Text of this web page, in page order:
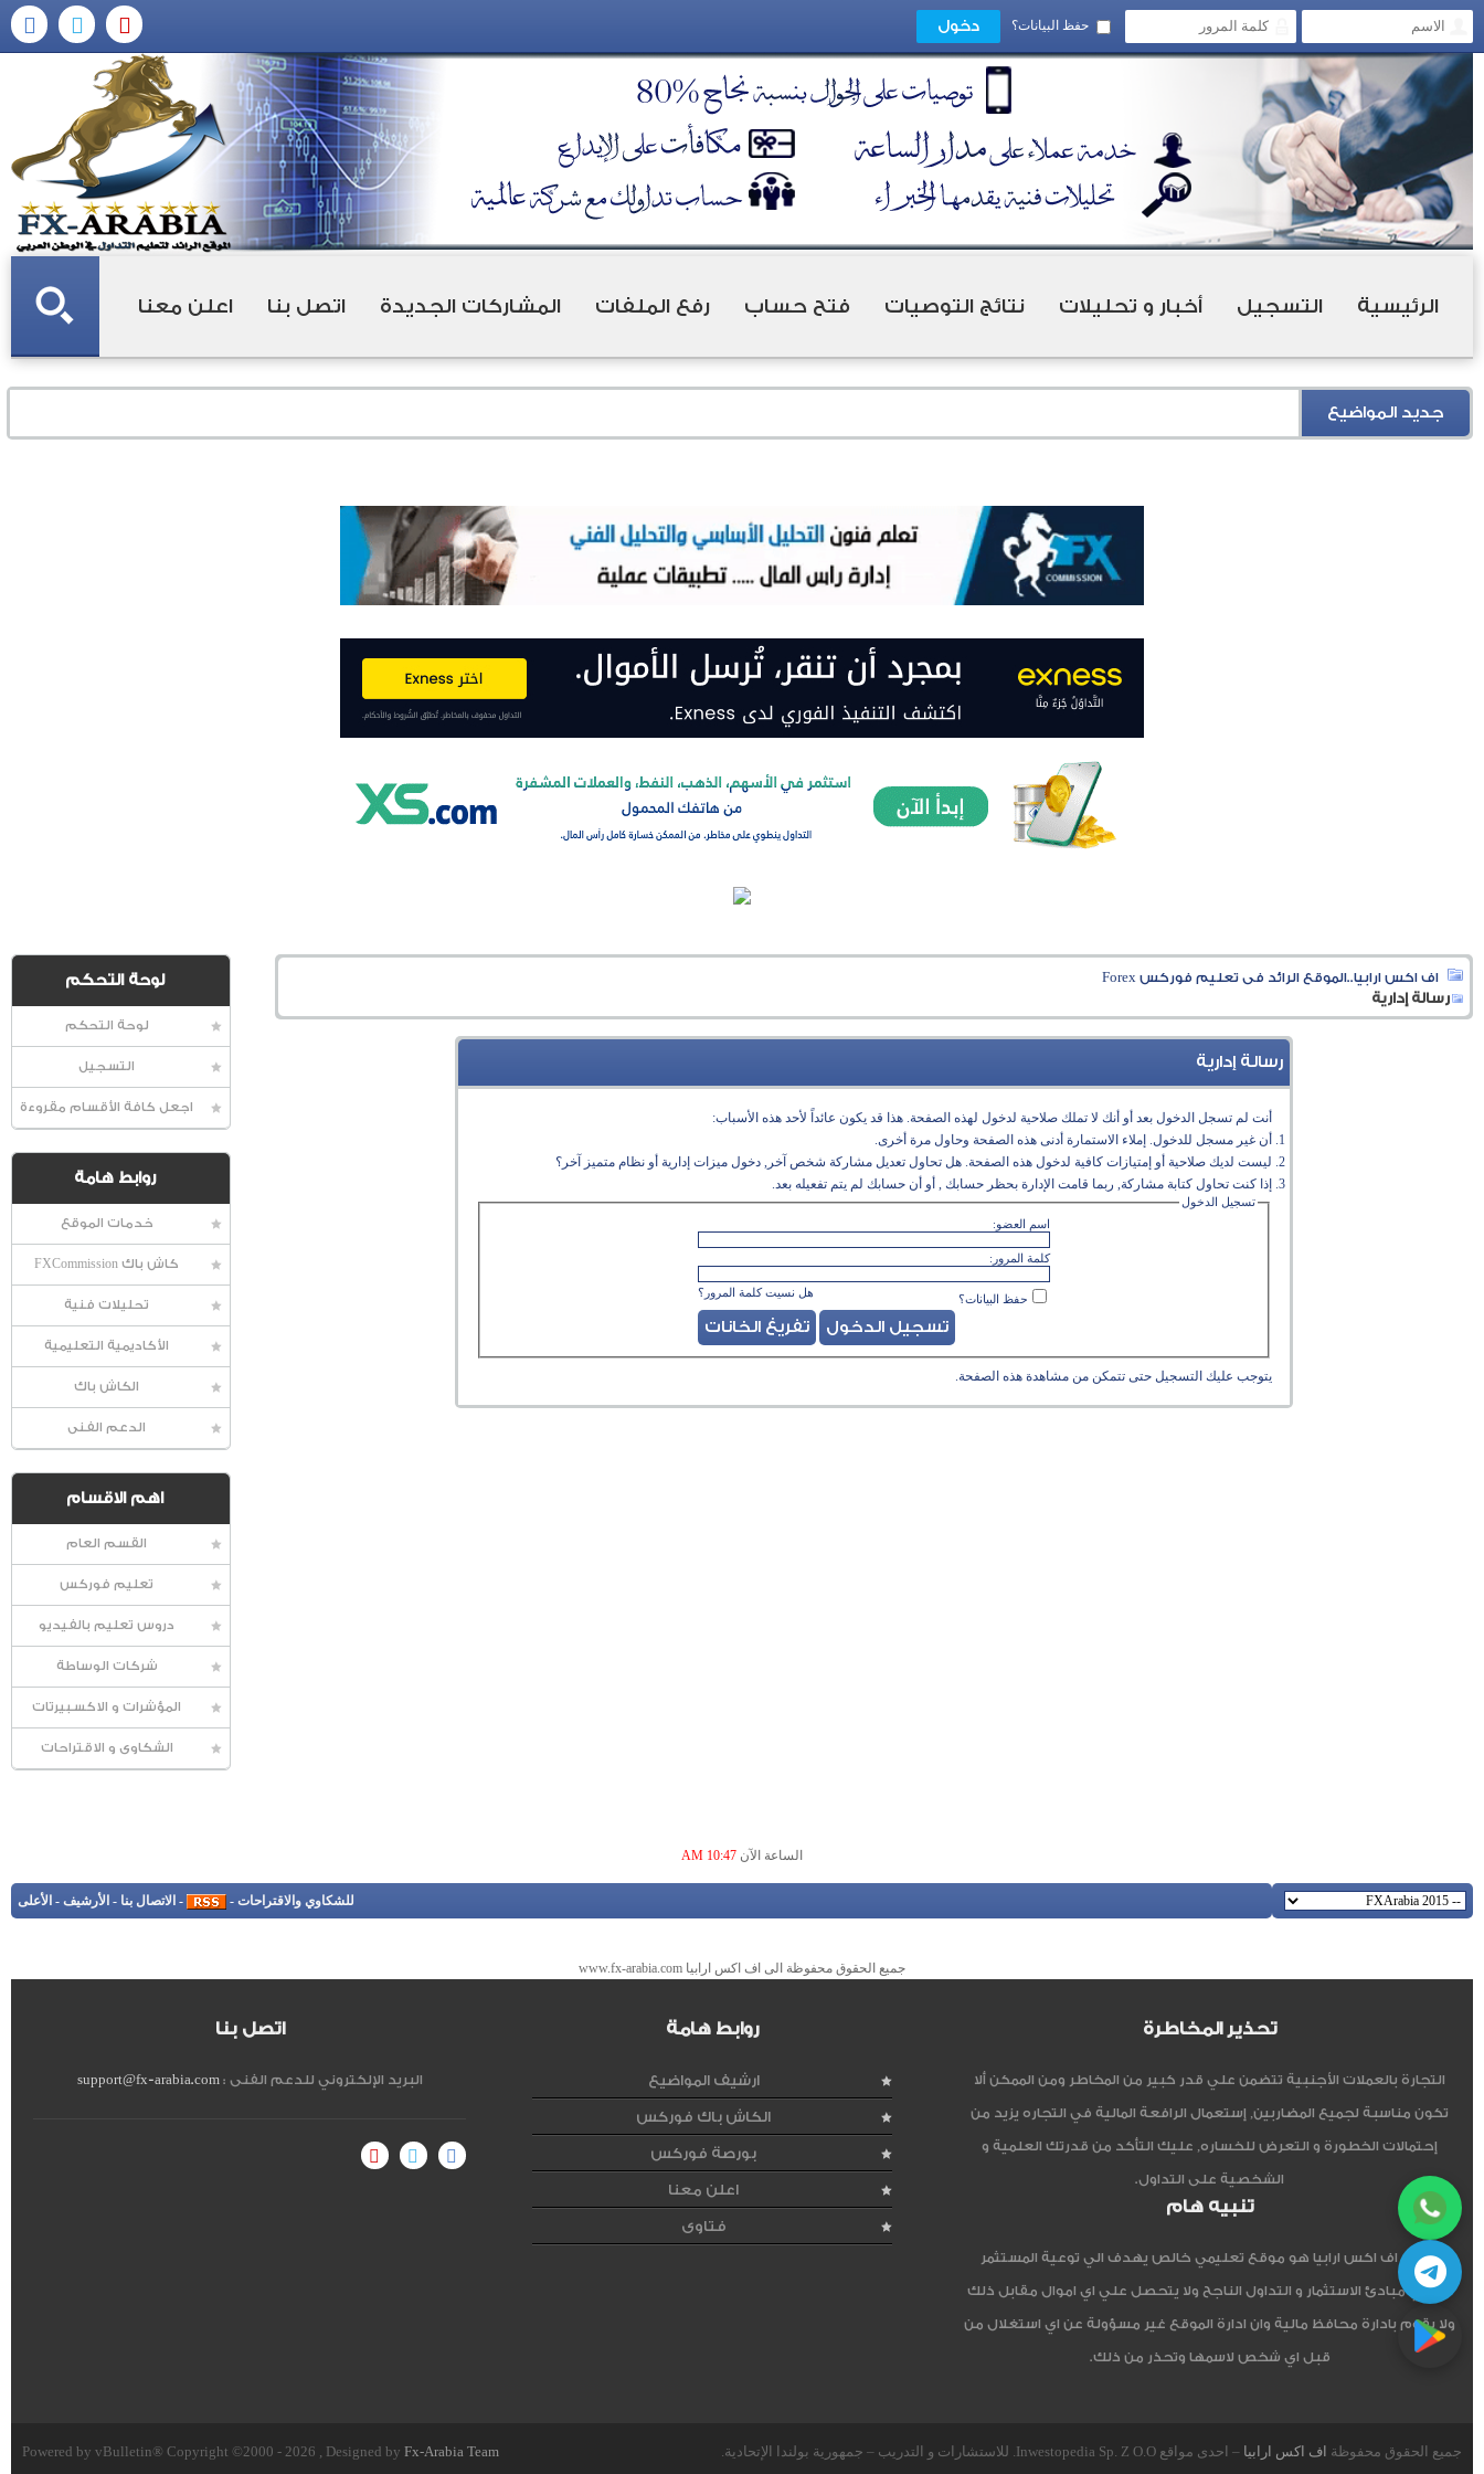
حفظ البيانات؟
الرئيسية التسجيل أخبار و تحليلات نتائج التوصيات فتح حساب رفع الملفات المشاركات الجديدة اتصل بنا اعلن معنا
جديد المواضيع
لوحة التحكم
لوحة التحكم
التسجيل
اجعل كافة الأقسام مقروءة
روابط هامة
خدمات الموقع
كاش باك FXCommission
تحليلات فنية
الأكاديمية التعليمية
الكاش باك
الدعم الفنى
اهم الاقسام
القسم العام
تعليم فوركس
دروس تعليم بالفيديو
شركات الوساطة
المؤشرات و الاكسبيرتات
الشكاوى و الاقتراحات
اف اكس ارابيا..الموقع الرائد فى تعليم فوركس Forex
رسالة إدارية
رسالة إدارية
أنت لم تسجل الدخول بعد أو أنك لا تملك صلاحية لدخول لهذه الصفحة. هذا قد يكون عائداً لأحد هذه الأسباب:
أن غير مسجل للدخول. إملاء الاستمارة أدنى هذه الصفحة وحاول مرة أخرى.
ليست لديك صلاحية أو إمتيازات كافية لدخول هذه الصفحة. هل تحاول تعديل مشاركة شخص آخر, دخول ميزات إدارية أو نظام متميز آخر؟
إذا كنت تحاول كتابة مشاركة, ربما قامت الإدارة بحظر حسابك , أو أن حسابك لم يتم تفعيله بعد.
تسجيل الدخول
اسم العضو:
كلمة المرور:
هل نسيت كلمة المرور؟ حفظ البيانات؟
يتوجب عليكالتسجيل حتى تتمكن من مشاهدة هذه الصفحة.
الساعة الآن 10:47 AM
للشكاوي والاقتراحات -
- الاتصال بنا - الأرشيف - الأعلى
جميع الحقوق محفوظة الى اف اكس ارابيا www.fx-arabia.com
تحذير المخاطرة
التجارة بالعملات الأجنبية تتضمن علي قدر كبير من المخاطر ومن الممكن ألا
تكون مناسبة لجميع المضاربين, إستعمال الرافعة المالية في التجاره يزيد من
إحتمالات الخطورة و التعرض للخساره, عليك التأكد من قدرتك العلمية و
الشخصية على التداول.
تنبيه هام
موقع اف اكس ارابيا هو موقع تعليمي خالص يهدف الي توعية المستثمر
العربي مبادئ الاستثمار و التداول الناجح ولا يتحصل علي اي اموال مقابل ذلك
ولا يقوم بادارة محافظ مالية وان ادارة الموقع غير مسؤولة عن اي استغلال من
قبل اي شخص لاسمها وتحذر من ذلك.
روابط هامة
ارشيف المواضيع
الكاش باك فوركس
بورصة فوركس
اعلن معنا
فتاوى
اتصل بنا
البريد الإلكتروني للدعم الفنى :support@fx-arabia.com
جميع الحقوق محفوظة اف اكس ارابيا – احدى مواقع Inwestopedia Sp. Z O.O. للاستشارات و التدريب – جمهورية بولندا الإتحادية. Powered by vBulletin® Copyright ©2000 - 2026 , Designed by Fx-Arabia Team